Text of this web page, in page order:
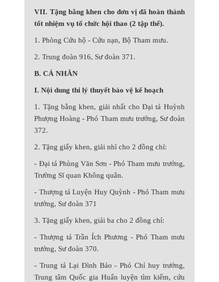
VII. Tặng bằng khen cho đơn vị đã hoàn thành
tốt nhiệm vụ tổ chức hội thao (2 tập thể).
1. Phòng Cứu hộ - Cứu nạn, Bộ Tham mưu.
2. Trung đoàn 916, Sư đoàn 371.
B. CÁ NHÂN
I. Nội dung thi lý thuyết bảo vệ kế hoạch
1. Tặng bằng khen, giải nhất cho Đại tá Huỳnh
Phượng Hoàng - Phó Tham mưu trưởng, Sư đoàn
372.
2. Tặng giấy khen, giải nhì cho 2 đồng chí:
- Đại tá Phùng Văn Sơn - Phó Tham mưu trưởng,
Trường Sĩ quan Không quân.
- Thượng tá Luyện Huy Quỳnh - Phó Tham mưu
trưởng, Sư đoàn 371
3. Tặng giấy khen, giải ba cho 2 đồng chí:
- Thượng tá Trần Ích Phương - Phó Tham mưu
trưởng, Sư đoàn 370.
- Trung tá Lại Đình Bảo - Phó Chỉ huy trưởng,
Trung tâm Quốc gia Huấn luyện tìm kiếm, cứu